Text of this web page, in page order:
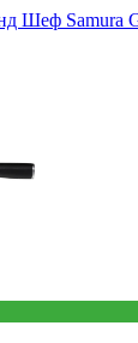
Шеф Samura